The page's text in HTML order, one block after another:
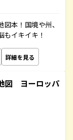
本！国境や州、
イキイキ！
詳細を見る
図 ヨーロッパ